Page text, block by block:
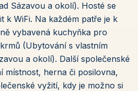
Sázavou a okolí). Hosté se
k WiFi. Na každém patře je k
vybavená kuchyňka pro
(Ubytování s vlastním
a okolí). Další společenské
místnost, herna či posilovna,
vyžití, kdy je možno si